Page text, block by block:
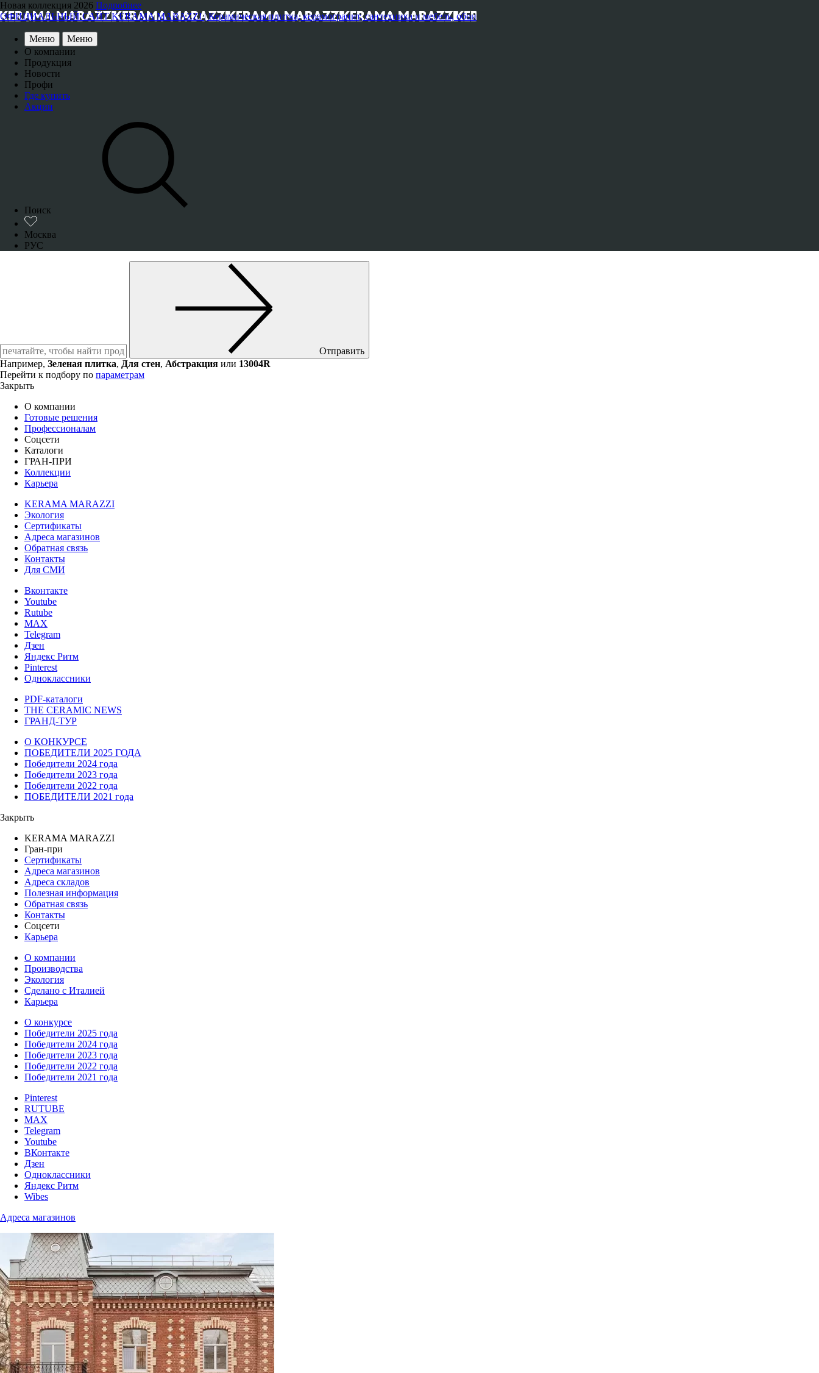
Новая коллекция 2026 Подробнее
ОФИЦИАЛЬНЫЙ САЙТ KERAMA MARAZZI | Керамическая плитка, керамогранит, сантехника и мебель, обои
Меню
Меню
О компании
Продукция
Новости
Профи
Где купить
Акции
Поиск
Москва
РУС
Отправить
Например, Зеленая плитка, Для стен, Абстракция или 13004R
Перейти к подбору по параметрам
Закрыть
О компании
Готовые решения
Профессионалам
Соцсети
Каталоги
ГРАН-ПРИ
Коллекции
Карьера
KERAMA MARAZZI
Экология
Сертификаты
Адреса магазинов
Обратная связь
Контакты
Для СМИ
Вконтакте
Youtube
Rutube
MAX
Telegram
Дзен
Яндекс Ритм
Pinterest
Одноклассники
PDF-каталоги
THE CERAMIC NEWS
ГРАНД-ТУР
О КОНКУРСЕ
ПОБЕДИТЕЛИ 2025 ГОДА
Победители 2024 года
Победители 2023 года
Победители 2022 года
ПОБЕДИТЕЛИ 2021 года
Закрыть
KERAMA MARAZZI
Гран-при
Сертификаты
Адреса магазинов
Адреса складов
Полезная информация
Обратная связь
Контакты
Соцсети
Карьера
О компании
Производства
Экология
Сделано с Италией
Карьера
О конкурсе
Победители 2025 года
Победители 2024 года
Победители 2023 года
Победители 2022 года
Победители 2021 года
Pinterest
RUTUBE
MAX
Telegram
Youtube
ВКонтакте
Дзен
Одноклассники
Яндекс Ритм
Wibes
Адреса магазинов